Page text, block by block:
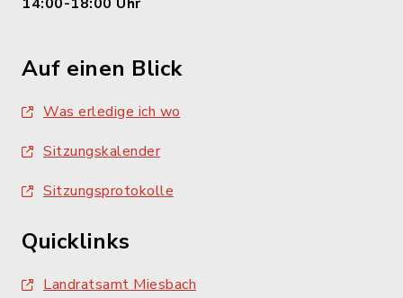
Auf einen Blick
Was erledige ich wo
Sitzungskalender
Sitzungsprotokolle
Quicklinks
Landratsamt Miesbach